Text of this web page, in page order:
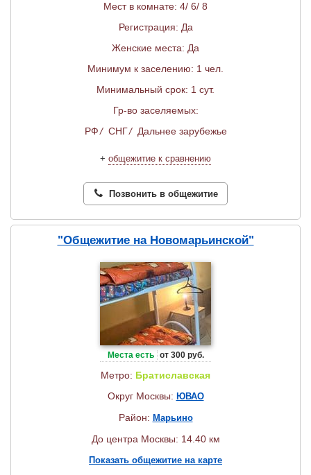
Мест в комнате: 4/ 6/ 8
Регистрация: Да
Женские места: Да
Минимум к заселению: 1 чел.
Минимальный срок: 1 сут.
Гр-во заселяемых:
РФ/ СНГ/ Дальнее зарубежье
+ общежитие к сравнению
Позвонить в общежитие
"Общежитие на Новомарьинской"
Места есть от 300 руб.
Метро: Братиславская
Округ Москвы: ЮВАО
Район: Марьино
До центра Москвы: 14.40 км
Показать общежитие на карте